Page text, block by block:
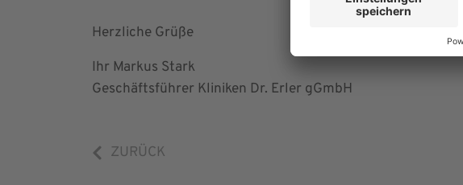
Herzliche Grüße
Ihr Markus Stark
Geschäftsführer Kliniken Dr. Erler gGmbH
ZURÜCK